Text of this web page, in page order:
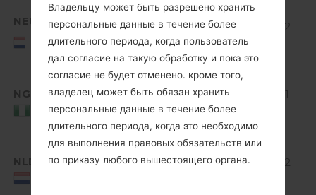
NEU
NEU/NORTHERN
EUROPE
V10E_00.kdz
Android
4.1-4.3
Jelly
Bean
514.32
NGR
Nigeria
V10F_00.kdz
Android
4.1-4.3
Jelly
Bean
510.01
NLD
V10E_00.kdz
Android
4.1-4.3
514.32
Владельцу может быть разрешено хранить
персональные данные в течение более
длительного периода, когда пользователь
дал согласие на такую обработку и пока это
согласие не будет отменено. кроме того,
владелец может быть обязан хранить
персональные данные в течение более
длительного периода, когда это необходимо
для выполнения правовых обязательств или
по приказу любого вышестоящего органа.